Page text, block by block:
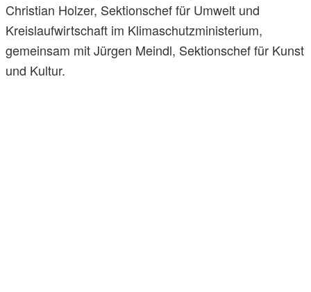
Christian Holzer, Sektionschef für Umwelt und
Kreislaufwirtschaft im Klimaschutzministerium,
gemeinsam mit Jürgen Meindl, Sektionschef für Kunst
und Kultur.